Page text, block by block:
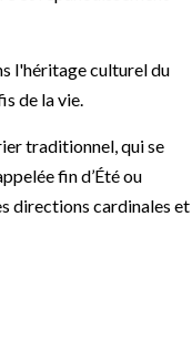
l'héritage culturel du
de la vie.
traditionnel, qui se
fin d’Été ou
directions cardinales et